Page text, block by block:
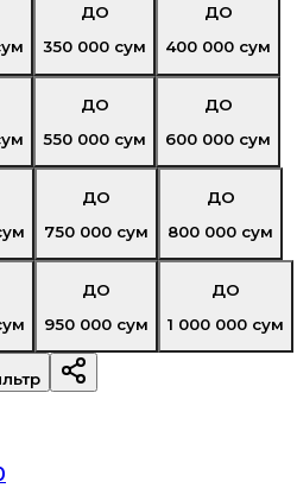
ДО
350 000 сум
ДО
400 000 сум
ДО
550 000 сум
ДО
600 000 сум
ДО
750 000 сум
ДО
800 000 сум
ДО
950 000 сум
ДО
1 000 000 сум